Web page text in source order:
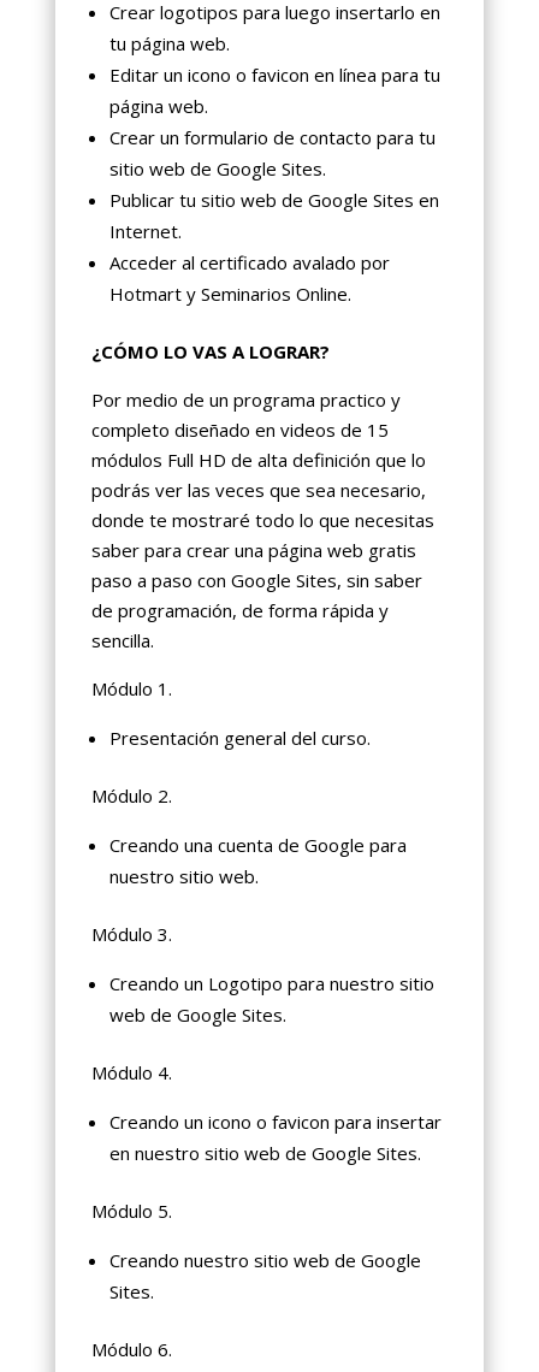
Crear logotipos para luego insertarlo en
tu página web.
Editar un icono o favicon en línea para tu
página web.
Crear un formulario de contacto para tu
sitio web de Google Sites.
Publicar tu sitio web de Google Sites en
Internet.
Acceder al certificado avalado por
Hotmart y Seminarios Online.
¿CÓMO LO VAS A LOGRAR?
Por medio de un programa practico y
completo diseñado en videos de 15
módulos Full HD de alta definición que lo
podrás ver las veces que sea necesario,
donde te mostraré todo lo que necesitas
saber para crear una página web gratis
paso a paso con Google Sites, sin saber
de programación, de forma rápida y
sencilla.
Módulo 1.
Presentación general del curso.
Módulo 2.
Creando una cuenta de Google para
nuestro sitio web.
Módulo 3.
Creando un Logotipo para nuestro sitio
web de Google Sites.
Módulo 4.
Creando un icono o favicon para insertar
en nuestro sitio web de Google Sites.
Módulo 5.
Creando nuestro sitio web de Google
Sites.
Módulo 6.